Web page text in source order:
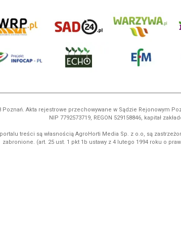
Akta rejestrowe przechowywane w Sądzie Rejonowym
NIP 7792573719, REGON 529158846, kapitał
treści są własnością AgroHorti Media Sp. z o.o, są
zabronione. (art. 25 ust. 1 pkt 1b ustawy z 4 lutego 1994 roku o